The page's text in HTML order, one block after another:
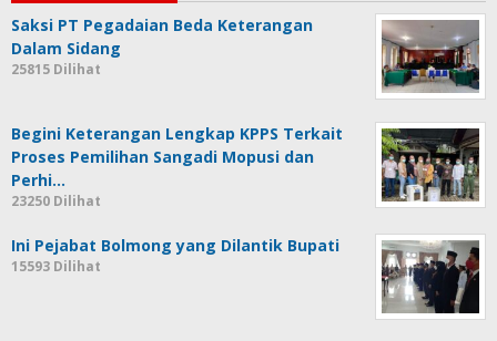
Saksi PT Pegadaian Beda Keterangan
Dalam Sidang
25815 Dilihat
Begini Keterangan Lengkap KPPS Terkait
Proses Pemilihan Sangadi Mopusi dan
Perhi…
23250 Dilihat
Ini Pejabat Bolmong yang Dilantik Bupati
15593 Dilihat